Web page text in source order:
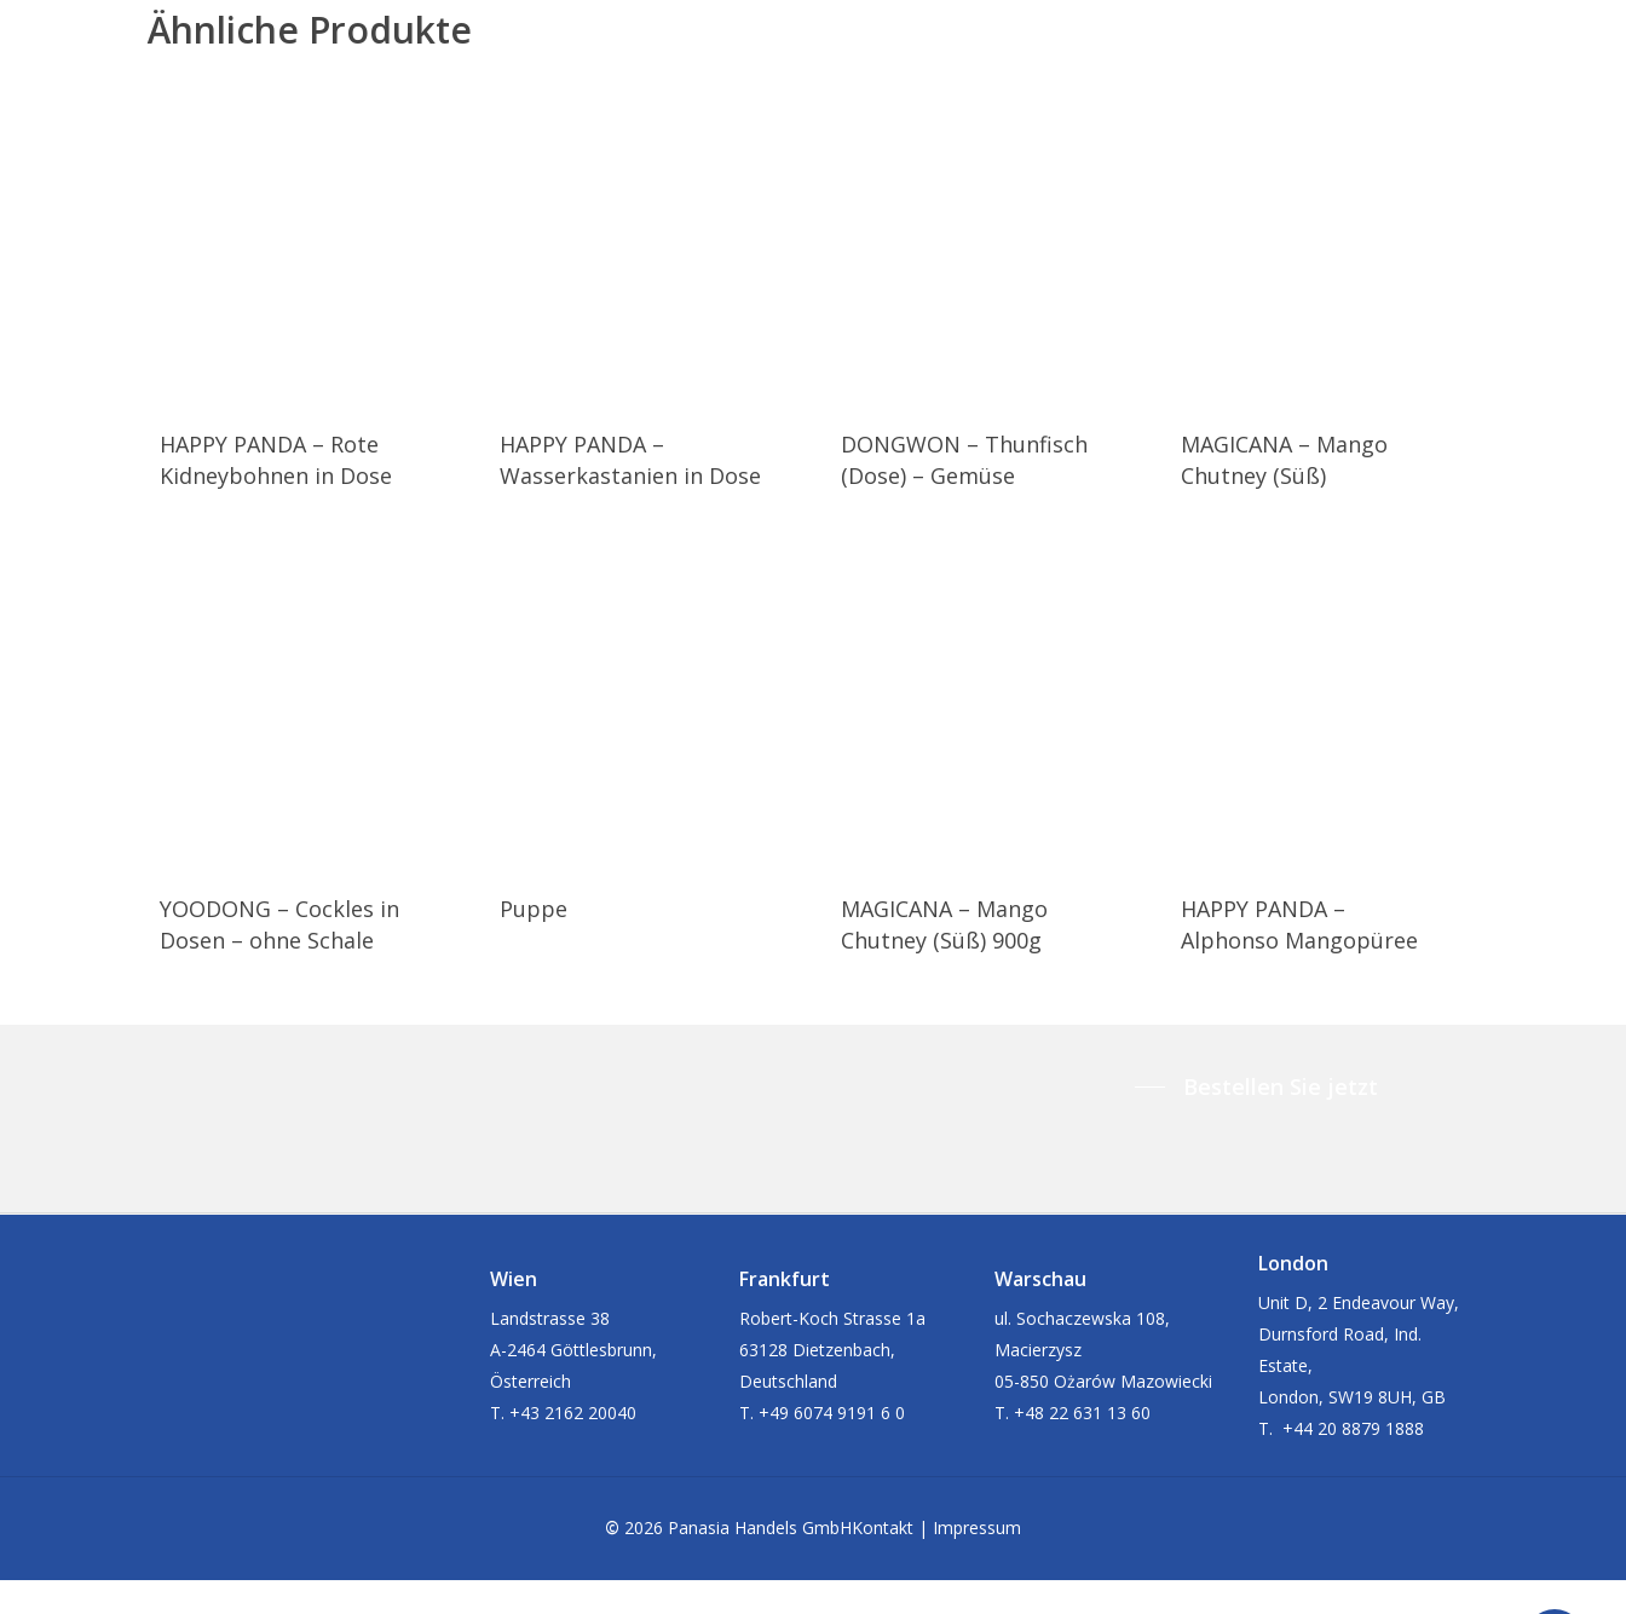
Ähnliche Produkte
HAPPY PANDA – Rote
Kidneybohnen in Dose
HAPPY PANDA –
Wasserkastanien in Dose
DONGWON – Thunfisch
(Dose) – Gemüse
MAGICANA – Mango
Chutney (Süß)
YOODONG – Cockles in
Dosen – ohne Schale
Puppe
MAGICANA – Mango
Chutney (Süß) 900g
HAPPY PANDA –
Alphonso Mangopüree
Wien
Landstrasse 38
A-2464 Göttlesbrunn,
Österreich
T. +43 2162 20040
Frankfurt
Robert-Koch Strasse 1a
63128 Dietzenbach,
Deutschland
T. +49 6074 9191 6 0
Warschau
ul. Sochaczewska 108,
Macierzysz
05-850 Ożarów Mazowiecki
T. +48 22 631 13 60
London
Unit D, 2 Endeavour Way,
Durnsford Road, Ind.
Estate,
London, SW19 8UH, GB
T. +44 20 8879 1888
© 2026 Panasia Handels GmbHKontakt | Impressum